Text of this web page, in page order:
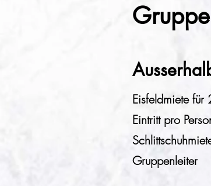
Eisfeldmiete für
Eintritt pro
Gruppenleiter